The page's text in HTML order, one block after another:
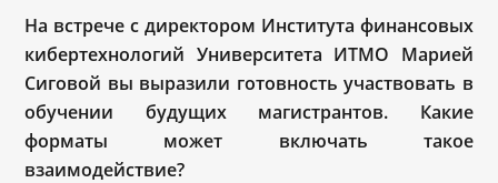
На встрече с директором Института финансовых
кибертехнологий Университета ИТМО Марией
Сиговой вы выразили готовность участвовать в
обучении будущих магистрантов. Какие
форматы может включать такое
взаимодействие?